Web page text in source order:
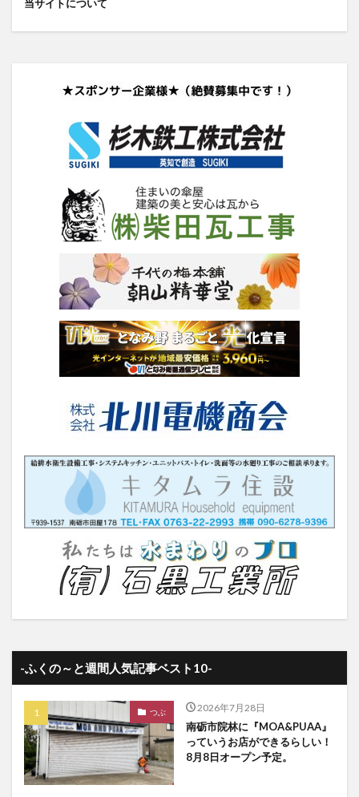
当サイトについて
-ふくの～と週間人気記事ベスト10-
つぶ 2026年7月28日
南砺市院林に『MOA&PUAA』
っていうお店ができるらしい！
8月8日オープン予定。